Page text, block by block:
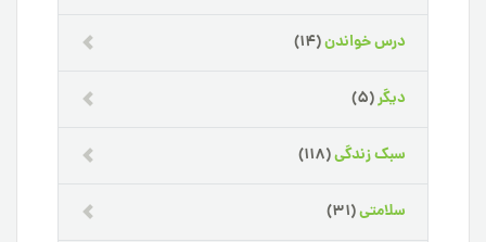
درس خواندن(14)
دیگر(5)
سبک زندگی(118)
سلامتی(31)